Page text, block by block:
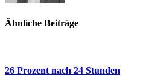
Ähnliche Beiträge
26 Prozent nach 24 Stunden